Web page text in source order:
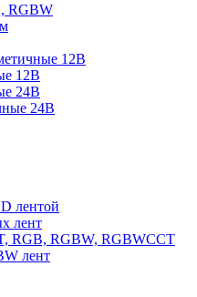
RGBW
12В
12В
24В
24В
лентой
лент
RGB, RGBW, RGBWCCT
лент